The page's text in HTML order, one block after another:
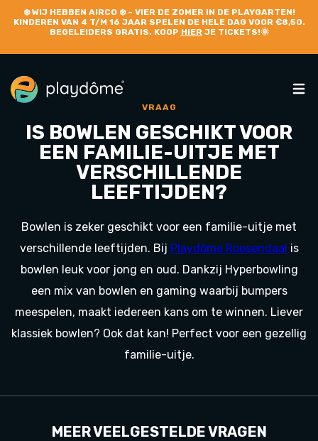
❄️WIJ HEBBEN AIRCO ❄️ – VIER DE ZOMER IN DE PLAYGARTEN!
KINDEREN VAN 4 T/M 16 JAAR SPELEN DE HELE DAG VOOR €8,50.
BEGELEIDERS GRATIS. KOOP HIERJE TICKETS!🌞
VRAAG
IS BOWLEN GESCHIKT VOOR
EEN FAMILIE-UITJE MET
VERSCHILLENDE
LEEFTIJDEN?
Bowlen is zeker geschikt voor een familie-uitje met
verschillende leeftijden. Bij Playdôme Roosendaal is
bowlen leuk voor jong en oud. Dankzij Hyperbowling
een mix van bowlen en gaming waarbij bumpers
meespelen, maakt iedereen kans om te winnen. Liever
klassiek bowlen? Ook dat kan! Perfect voor een gezellig
familie-uitje.
MEER VEELGESTELDE VRAGEN